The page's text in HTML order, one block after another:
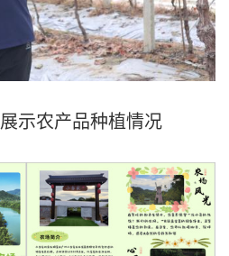
展示农产品种植情况